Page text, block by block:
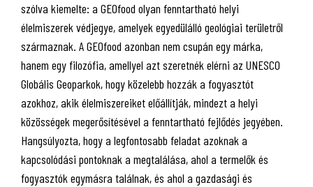
szólva kiemelte: a GEOfood olyan fenntartható helyi
élelmiszerek védjegye, amelyek egyedülálló geológiai területről
származnak. A GEOfood azonban nem csupán egy márka,
hanem egy filozófia, amellyel azt szeretnék elérni az UNESCO
Globális Geoparkok, hogy közelebb hozzák a fogyasztót
azokhoz, akik élelmiszereiket előállítják, mindezt a helyi
közösségek megerősítésével a fenntartható fejlődés jegyében.
Hangsúlyozta, hogy a legfontosabb feladat azoknak a
kapcsolódási pontoknak a megtalálása, ahol a termelők és
fogyasztók egymásra találnak, és ahol a gazdasági és